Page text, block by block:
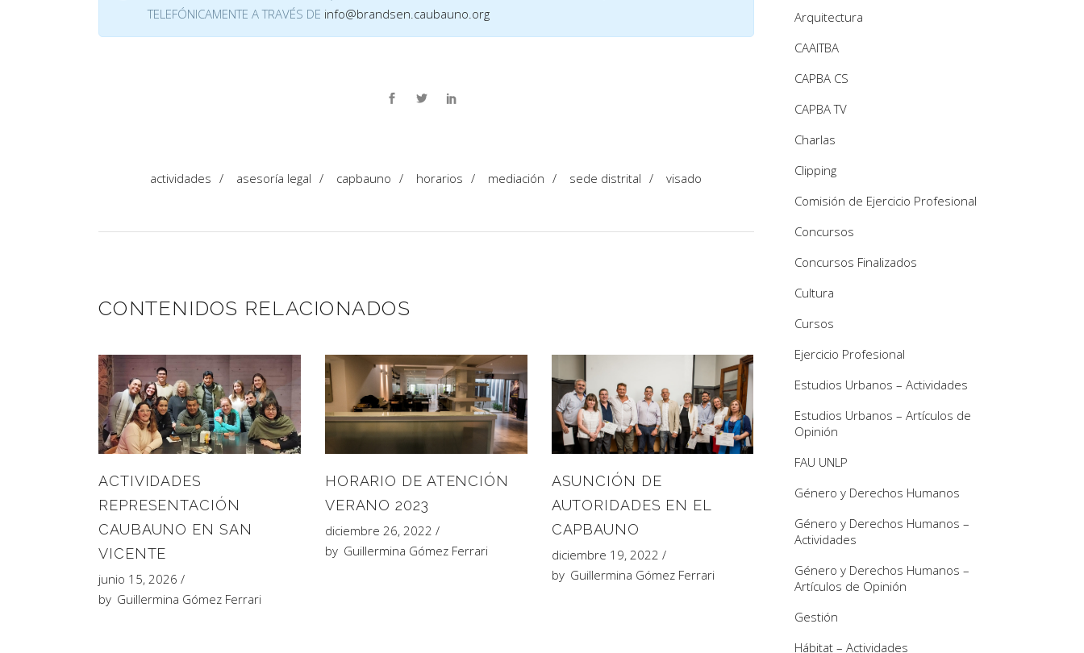
TELEFÓNICAMENTE A TRAVÉS DE info@brandsen.caubauno.org
actividades / asesoría legal / capbauno / horarios / mediación / sede distrital / visado
CONTENIDOS RELACIONADOS
ACTIVIDADES
REPRESENTACIÓN
CAUBAUNO EN SAN
VICENTE
junio 15, 2026
by Guillermina Gómez Ferrari
HORARIO DE ATENCIÓN
VERANO 2023
diciembre 26, 2022
by Guillermina Gómez Ferrari
ASUNCIÓN DE
AUTORIDADES EN EL
CAPBAUNO
diciembre 19, 2022
by Guillermina Gómez Ferrari
Arquitectura
CAAITBA
CAPBA CS
CAPBA TV
Charlas
Clipping
Comisión de Ejercicio Profesional
Concursos
Concursos Finalizados
Cultura
Cursos
Ejercicio Profesional
Estudios Urbanos – Actividades
Estudios Urbanos – Artículos de
Opinión
FAU UNLP
Género y Derechos Humanos
Género y Derechos Humanos –
Actividades
Género y Derechos Humanos –
Artículos de Opinión
Gestión
Hábitat – Actividades